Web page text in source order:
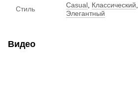
Стиль Casual Классический
Элегантный
Видео